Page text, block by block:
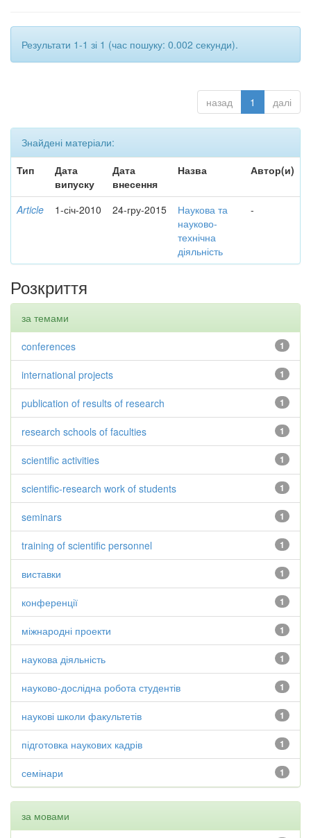
Результати 1-1 зі 1 (час пошуку: 0.002 секунди).
назад 1 далі
Знайдені матеріали:
Тип
Дата
випуску
Дата
внесення
Назва Автор(и)
Article 1-січ-2010 24-гру-2015
Наукова та
науково-
технічна
діяльність
-
Розкриття
за темами
1
conferences
1
international projects
1
publication of results of research
1
research schools of faculties
1
scientific activities
1
scientific-research work of students
1
seminars
1
training of scientific personnel
1
виставки
1
конференції
1
міжнародні проекти
1
наукова діяльність
1
науково-дослідна робота студентів
1
наукові школи факультетів
1
підготовка наукових кадрів
1
семінари
за мовами